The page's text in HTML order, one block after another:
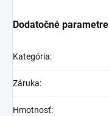
Dodatočné parametre
Kategória:
Záruka:
Hmotnosť: